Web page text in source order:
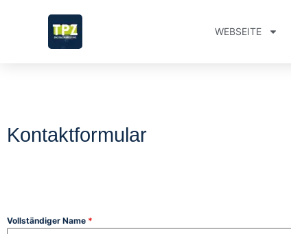
WEBSEITE
Kontaktformular
Vollständiger Name *